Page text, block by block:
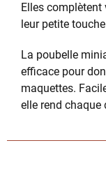
Elles
leur petite
La poubelle
efficace pour
maquettes.
elle rend